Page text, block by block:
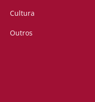
Cultura
Outros